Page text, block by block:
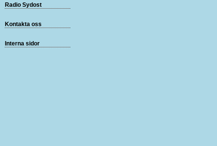
Radio Sydost
Kontakta oss
Interna sidor